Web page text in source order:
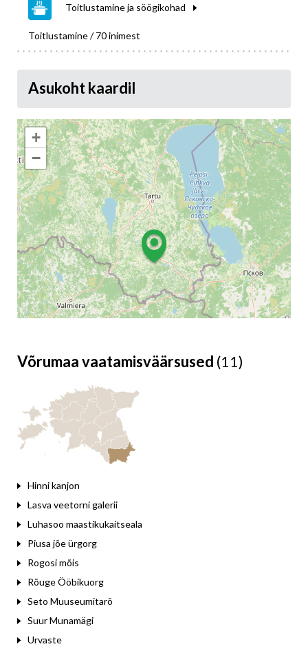
Toitlustamine ja söögikohad
Toitlustamine / 70 inimest
Asukoht kaardil
+
−
Võrumaa vaatamisväärsused (11)
Hinni kanjon
Lasva veetorni galerii
Luhasoo maastikukaitseala
Piusa jõe ürgorg
Rogosi mõis
Rõuge Ööbikuorg
Seto Muuseumitarõ
Suur Munamägi
Urvaste